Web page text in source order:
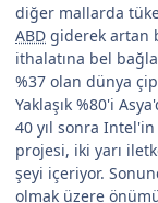
diğer mallarda
ABD giderek artan
ithalatına bel
%37 olan dünya
Yaklaşık %80'i
40 yıl sonra
projesi, iki yarı
şeyi içeriyor.
olmak üzere